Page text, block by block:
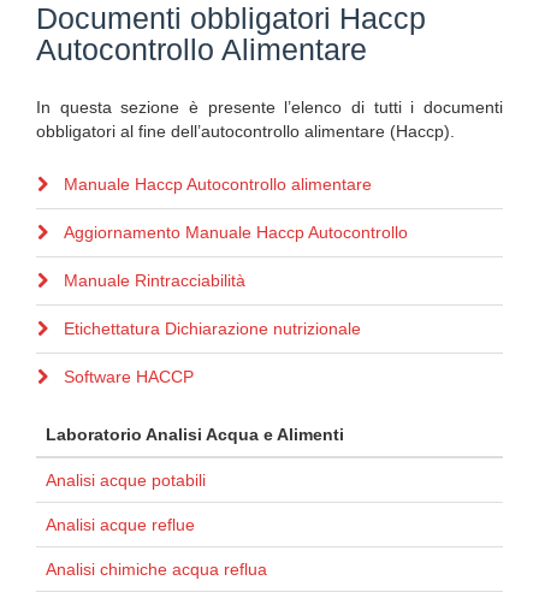
Documenti obbligatori Haccp
Autocontrollo Alimentare
In questa sezione è presente l’elenco di tutti i documenti
obbligatori al fine dell’autocontrollo alimentare (Haccp).
Manuale Haccp Autocontrollo alimentare
Aggiornamento Manuale Haccp Autocontrollo
Manuale Rintracciabilità
Etichettatura Dichiarazione nutrizionale
Software HACCP
Laboratorio Analisi Acqua e Alimenti
Analisi acque potabili
Analisi acque reflue
Analisi chimiche acqua reflua